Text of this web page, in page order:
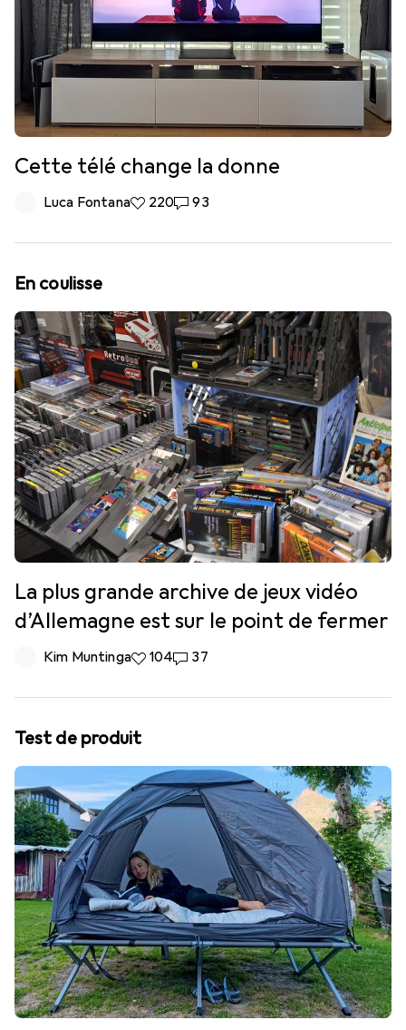
Cette télé change la donne
Luca Fontana220 likes
22093 commentaires
93
En coulisse
La plus grande archive de jeux vidéo
d’Allemagne est sur le point de fermer
Kim Muntinga104 likes
10437 commentaires
37
Test de produit